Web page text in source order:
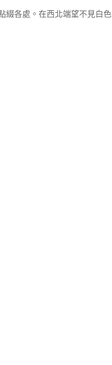
綴各處。在西北端望不見白色